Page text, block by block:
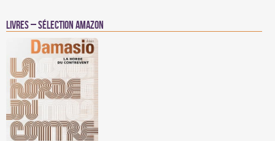
Livres – Sélection Amazon